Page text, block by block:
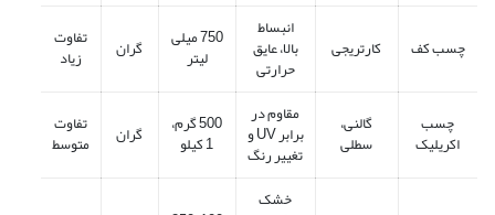
چسب کف کارتریجی
انبساط
بالا، عایق
حرارتی
750 میلی
لیتر گران تفاوت
زیاد
چسب
اکریلیک
گالنی،
سطلی
مقاوم در
برابر UV و
تغییر رنگ
500 گرم،
1 کیلو گران تفاوت
متوسط
خشک